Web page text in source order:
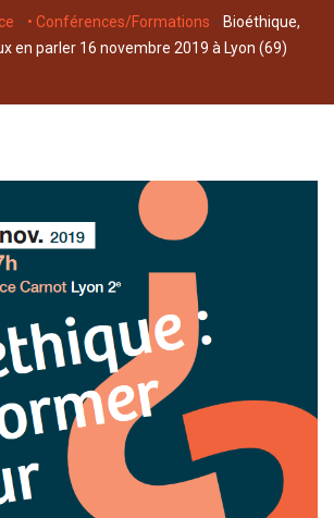
- • Conférences/Formations - Bioéthique,
en parler 16 novembre 2019 à Lyon (69)